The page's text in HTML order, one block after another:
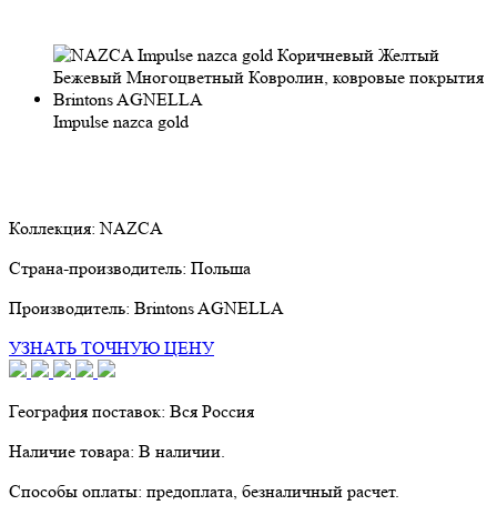
Impulse nazca gold
Коллекция:NAZCA
Страна-производитель: Польша
Производитель: Brintons AGNELLA
УЗНАТЬ ТОЧНУЮ ЦЕНУ
География поставок: Вся Россия
Наличие товара: В наличии.
Способы оплаты: предоплата, безналичный расчет.